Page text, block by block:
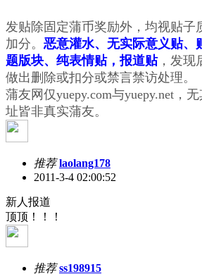
发贴除固定蒲币奖励外，均视贴子
加分。 恶意灌水、无实际意义贴、
题版块、纯表情贴，报道贴，发现
做出删除或扣分或禁言禁访处理。
蒲友网仅yuepy.com与yuepy.net，
址皆非真实蒲友。
推荐laolang178
2011-3-4 02:00:52
新人报道
顶顶！！！
推荐ss198915